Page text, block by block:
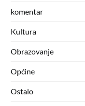
komentar
Kultura
Obrazovanje
Općine
Ostalo